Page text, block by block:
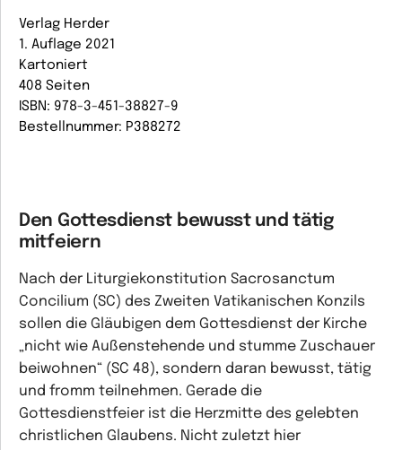
Verlag Herder
1. Auflage 2021
Kartoniert
408 Seiten
ISBN: 978-3-451-38827-9
Bestellnummer: P388272
Den Gottesdienst bewusst und tätig
mitfeiern
Nach der Liturgiekonstitution Sacrosanctum
Concilium (SC) des Zweiten Vatikanischen Konzils
sollen die Gläubigen dem Gottesdienst der Kirche
„nicht wie Außenstehende und stumme Zuschauer
beiwohnen“ (SC 48), sondern daran bewusst, tätig
und fromm teilnehmen. Gerade die
Gottesdienstfeier ist die Herzmitte des gelebten
christlichen Glaubens. Nicht zuletzt hier